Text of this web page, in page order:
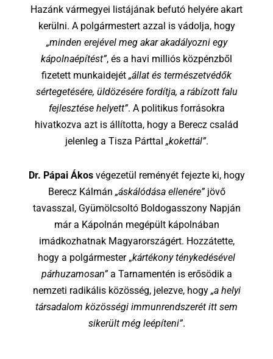
Hazánk vármegyei listájának befutó helyére akart
kerülni. A polgármestert azzal is vádolja, hogy
„minden erejével meg akar akadályozni egy
kápolnaépítést”, és a havi milliós közpénzből
fizetett munkaidejét „állat és természetvédők
sértegetésére, üldözésére fordítja, a rábízott falu
fejlesztése helyett”. A politikus forrásokra
hivatkozva azt is állította, hogy a Berecz család
jelenleg a Tisza Párttal „kokettál”.
Dr. Pápai Ákosvégezetül reményét fejezte ki, hogy
Berecz Kálmán „áskálódása ellenére”jövő
tavasszal, Gyümölcsoltó Boldogasszony Napján
már a Kápolnán megépült kápolnában
imádkozhatnak Magyarországért. Hozzátette,
hogy a polgármester „kártékony ténykedésével
párhuzamosan”a Tarnamentén is erősödik a
nemzeti radikális közösség, jelezve, hogy „a helyi
társadalom közösségi immunrendszerét itt sem
sikerült még leépíteni”.